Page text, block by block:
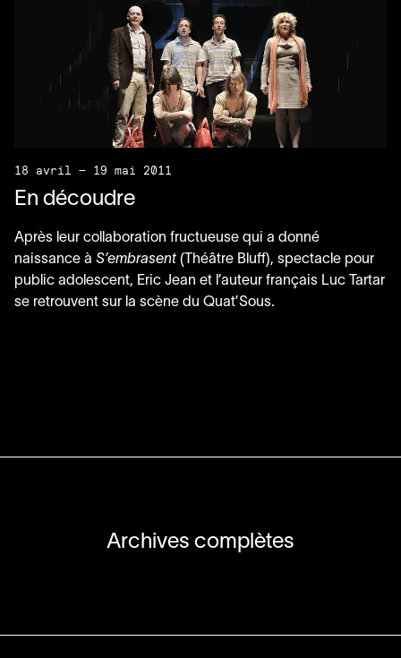
18 avril — 19 mai 2011
En découdre
Après leur collaboration fructueuse qui a donné
naissance à S’embrasent (Théâtre Bluff), spectacle pour
public adolescent, Eric Jean et l’auteur français Luc Tartar
se retrouvent sur la scène du Quat’Sous.
Archives complètes